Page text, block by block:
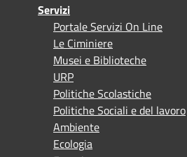
Servizi
Portale Servizi On Line
Le Ciminiere
Musei e Biblioteche
URP
Politiche Scolastiche
Politiche Sociali e del lavoro
Ambiente
Ecologia